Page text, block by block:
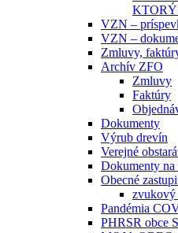
VZN –
VZN –
Zmluvy,
Archív ZFO
Zmluvy
Faktúry
Dokumenty
Výrub drevín
Verejné
Dokumenty na
Obecné
zvukový
Pandémia
PHRSR obce